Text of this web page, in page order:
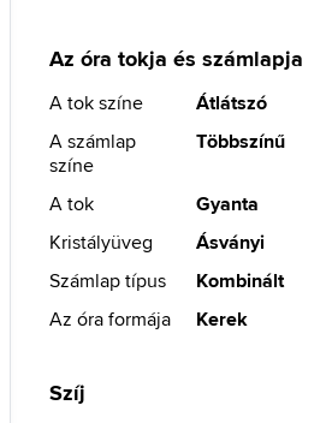
Az óra tokja és számlapja
A tok színe
Átlátszó
A számlap
színe
Többszínű
A tok
Gyanta
Kristályüveg
Ásványi
Számlap típus
Kombinált
Az óra formája
Kerek
Szíj